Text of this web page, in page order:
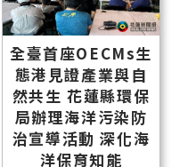
全臺首座OECMs生
態港見證產業與自
然共生 花蓮縣環保
局辦理海洋污染防
治宣導活動 深化海
洋保育知能